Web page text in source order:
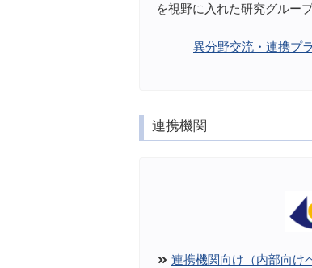
を視野に入れた研究グルー
異分野交流・連携プ
連携機関
連携機関向け（内部向け